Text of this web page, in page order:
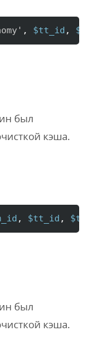
, $tt_id ,
был
кэша.
, $tt_id ,
был
кэша.